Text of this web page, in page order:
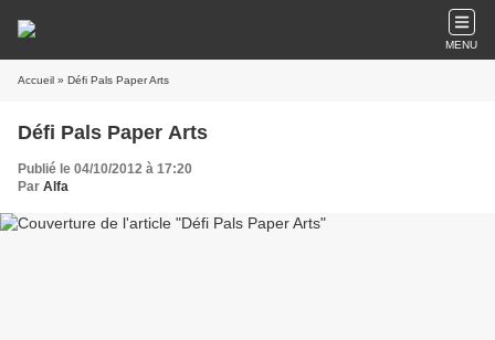
MENU
Accueil » Défi Pals Paper Arts
Défi Pals Paper Arts
Publié le 04/10/2012 à 17:20
Par Alfa